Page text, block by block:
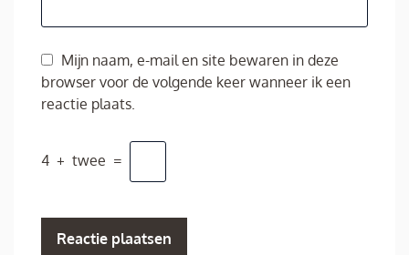
Mijn naam, e-mail en site bewaren in deze
browser voor de volgende keer wanneer ik een
reactie plaats.
4 + twee =